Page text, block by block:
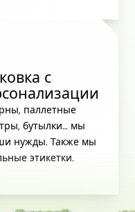
с
паллетные
бутылки… мы
нужды. Также мы
этикетки.